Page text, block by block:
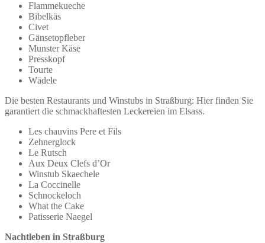
Flammekueche
Bibelkäs
Civet
Gänsetopfleber
Munster Käse
Presskopf
Tourte
Wädele
Die besten Restaurants und Winstubs in Straßburg: Hier finden Sie
garantiert die schmackhaftesten Leckereien im Elsass.
Les chauvins Pere et Fils
Zehnerglock
Le Rutsch
Aux Deux Clefs d’Or
Winstub Skaechele
La Coccinelle
Schnockeloch
What the Cake
Patisserie Naegel
Nachtleben in Straßburg